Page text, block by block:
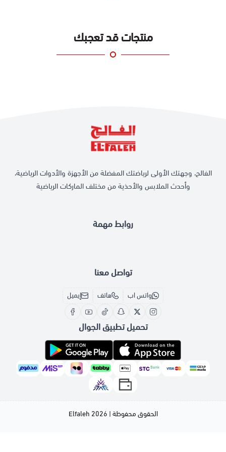
منتجات قد تعجبك
روابط مهمة
الفالح، وجهتك الأولى لرياضتك المفضلة من الأجهزة والأدوات الرياضية،
وأحدث الملابس والأحذية من مختلف الماركات الرياضية
تواصل معنا
واتس اب هاتف إيميل
تحميل تطبيق الجوال
الحقوق محفوظة | 2026 Elfaleh